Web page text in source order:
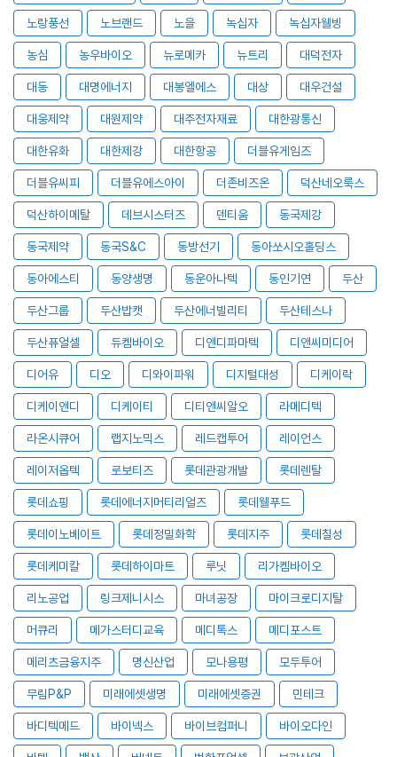
노랑풍선 노브랜드 노을 녹십자 녹십자웰빙
농심 농우바이오 뉴로메카 뉴트리 대덕전자
대동 대명에너지 대봉엘에스 대상 대우건설
대웅제약 대원제약 대주전자재료 대한광통신
대한유화 대한제강 대한항공 더블유게임즈
더블유씨피 더블유에스아이 더존비즈온 덕산네오룩스
덕산하이메탈 데브시스터즈 덴티움 동국제강
동국제약 동국S&C 동방선기 동아쏘시오홀딩스
동아에스티 동양생명 동운아나텍 동인기연 두산
두산그룹 두산밥캣 두산에너빌리티 두산테스나
두산퓨얼셀 듀켐바이오 디앤디파마텍 디앤씨미디어
디어유 디오 디와이파워 디지털대성 디케이락
디케이앤디 디케이티 디티앤씨알오 라메디텍
라온시큐어 랩지노믹스 레드캡투어 레이언스
레이저옵텍 로보티즈 롯데관광개발 롯데렌탈
롯데쇼핑 롯데에너지머티리얼즈 롯데웰푸드
롯데이노베이트 롯데정밀화학 롯데지주 롯데칠성
롯데케미칼 롯데하이마트 루닛 리가켐바이오
리노공업 링크제니시스 마녀공장 마이크로디지탈
머큐리 메가스터디교육 메디톡스 메디포스트
메리츠금융지주 명신산업 모나용평 모두투어
무림P&P 미래에셋생명 미래에셋증권 민테크
바디텍메드 바이넥스 바이브컴퍼니 바이오다인